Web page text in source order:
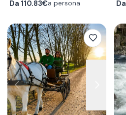
Da 110.83€a persona Da